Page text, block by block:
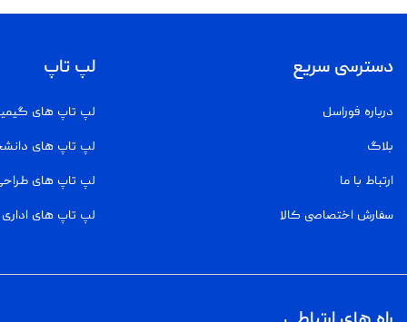
دسترسی سریع
درباره فوراسل
بلاگ
ارتباط با ما
سفارش اختصاصی کالا
لپ تاپ
لپ تاپ های
لپ تاپ های
لپ تاپ های
لپ تاپ های اداری